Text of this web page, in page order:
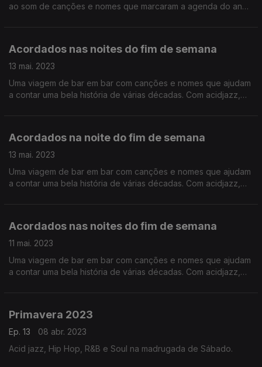
ao som de canções e nomes que marcaram a agenda do ano
Acordados nas noites do fim de semana
13 mai. 2023
Uma viagem de bar em bar com canções e nomes que ajudam
a contar uma bela história de várias décadas. Com acidjazz,
Acordados na noite do fim de semana
13 mai. 2023
Uma viagem de bar em bar com canções e nomes que ajudam
a contar uma bela história de várias décadas. Com acidjazz,
Acordados nas noites do fim de semana
11 mai. 2023
Uma viagem de bar em bar com canções e nomes que ajudam
a contar uma bela história de várias décadas. Com acidjazz,
Primavera 2023
Ep. 13
08 abr. 2023
Acid jazz, Hip Hop, R&B e Soul na madrugada de Sábado.